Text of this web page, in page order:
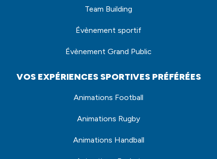
Team Building
Évènement sportif
Évènement Grand Public
VOS EXPÉRIENCES SPORTIVES PRÉFÉRÉES
Animations Football
Animations Rugby
Animations Handball